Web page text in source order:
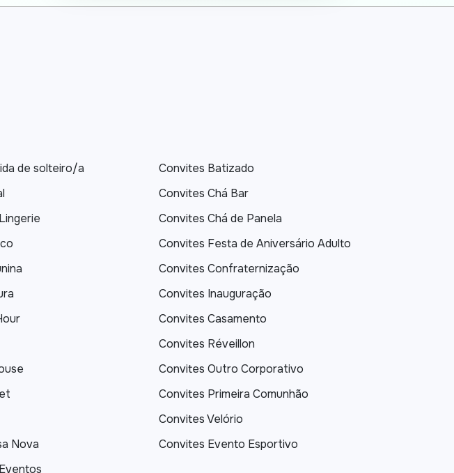
de solteiro/a
Convites Batizado
Convites Chá Bar
Convites Chá de Panela
Convites Festa de Aniversário Adulto
Convites Confraternização
Convites Inauguração
Convites Casamento
Convites Réveillon
Convites Outro Corporativo
Convites Primeira Comunhão
Convites Velório
Nova
Convites Evento Esportivo